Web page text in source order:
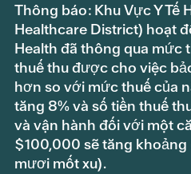
Thông báo: Khu Vực Y Tế
Healthcare District) hoạt
Health đã thông qua mức
thuế thu được cho việc
hơn so với mức thuế của
tăng 8% và số tiền thuế
và vận hành đối với một
$100,000 sẽ tăng khoảng
mươi mốt xu).